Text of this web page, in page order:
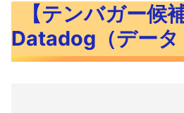
タドッグ）概要
【DDOG】Datadog
【テンバガー候
Datadog（デー